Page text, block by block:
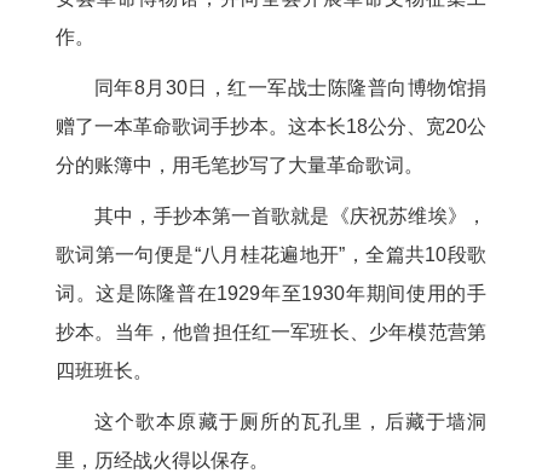
作。
同年8月30日，红一军战士陈隆普向博物馆捐
赠了一本革命歌词手抄本。这本长18公分、宽20公
分的账簿中，用毛笔抄写了大量革命歌词。
其中，手抄本第一首歌就是《庆祝苏维埃》，
歌词第一句便是“八月桂花遍地开”，全篇共10段歌
词。这是陈隆普在1929年至1930年期间使用的手
抄本。当年，他曾担任红一军班长、少年模范营第
四班班长。
这个歌本原藏于厕所的瓦孔里，后藏于墙洞
里，历经战火得以保存。